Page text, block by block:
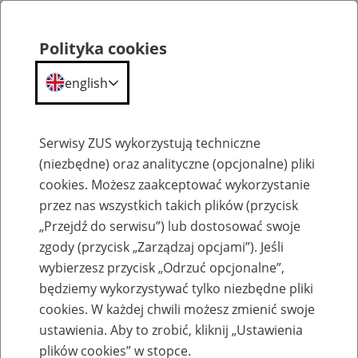
Komunikaty
Usunięcie z portalu PUE ZUS wniosków
roboczych
Polityka cookies
english
Serwisy ZUS wykorzystują techniczne
(niezbędne) oraz analityczne (opcjonalne) pliki
cookies. Możesz zaakceptować wykorzystanie
przez nas wszystkich takich plików (przycisk
„Przejdź do serwisu”) lub dostosować swoje
zgody (przycisk „Zarządzaj opcjami”). Jeśli
wybierzesz przycisk „Odrzuć opcjonalne”,
będziemy wykorzystywać tylko niezbędne pliki
cookies. W każdej chwili możesz zmienić swoje
ustawienia. Aby to zrobić, kliknij „Ustawienia
plików cookies” w stopce.